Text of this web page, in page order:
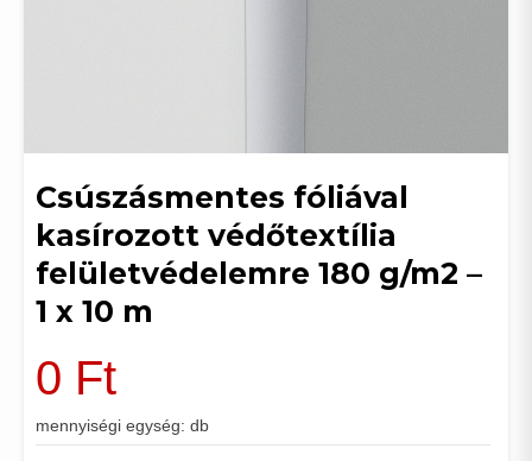
Csúszásmentes fóliával
kasírozott védőtextília
felületvédelemre 180 g/m2 –
1 x 10 m
0 Ft
mennyiségi egység: db